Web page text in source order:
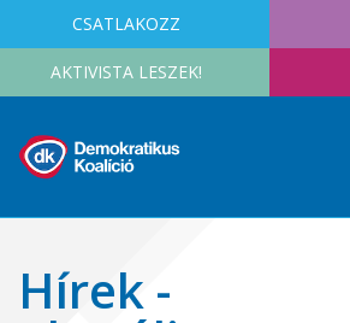
CSATLAKOZZ
AKTIVISTA LESZEK!
Hírek -